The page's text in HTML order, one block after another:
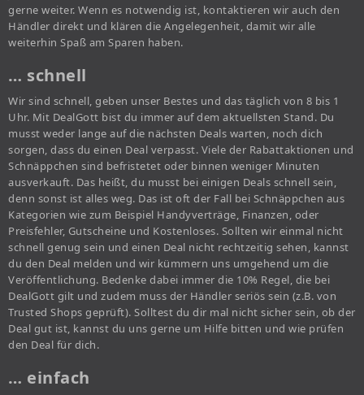
gerne weiter. Wenn es notwendig ist, kontaktieren wir auch den
Händler direkt und klären die Angelegenheit, damit wir alle
weiterhin Spaß am Sparen haben.
… schnell
Wir sind schnell, geben unser Bestes und das täglich von 8 bis 1
Uhr. Mit DealGott bist du immer auf dem aktuellsten Stand. Du
musst weder lange auf die nächsten Deals warten, noch dich
sorgen, dass du einen Deal verpasst. Viele der Rabattaktionen und
Schnäppchen sind befristetet oder binnen weniger Minuten
ausverkauft. Das heißt, du musst bei einigen Deals schnell sein,
denn sonst ist alles weg. Das ist oft der Fall bei Schnäppchen aus
Kategorien wie zum Beispiel Handyverträge, Finanzen, oder
Preisfehler, Gutscheine und Kostenloses. Sollten wir einmal nicht
schnell genug sein und einen Deal nicht rechtzeitig sehen, kannst
du den Deal melden und wir kümmern uns umgehend um die
Veröffentlichung. Bedenke dabei immer die 10% Regel, die bei
DealGott gilt und zudem muss der Händler seriös sein (z.B. von
Trusted Shops geprüft). Solltest du dir mal nicht sicher sein, ob der
Deal gut ist, kannst du uns gerne um Hilfe bitten und wie prüfen
den Deal für dich.
… einfach